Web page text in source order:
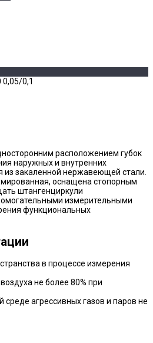
0,05/0,1
расположением губок
наружных и внутренних
из закаленной нержавеющей стали.
оснащена стопорным
штангенциркули
измерительными
функциональных
в процессе измерения
не более 80% при
агрессивных газов и паров не